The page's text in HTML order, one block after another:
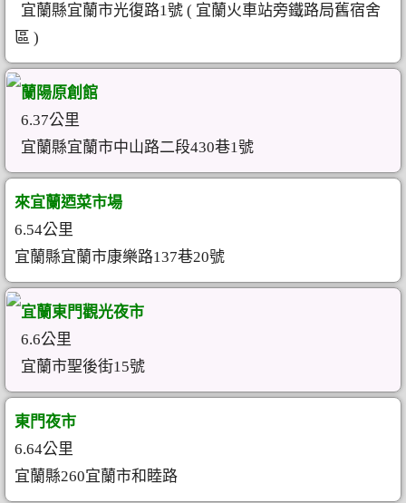
宜蘭縣宜蘭市光復路1號 ( 宜蘭火車站旁鐵路局舊宿舍
區 )
蘭陽原創館
6.37公里
宜蘭縣宜蘭市中山路二段430巷1號
來宜蘭迺菜市場
6.54公里
宜蘭縣宜蘭市康樂路137巷20號
宜蘭東門觀光夜市
6.6公里
宜蘭市聖後街15號
東門夜市
6.64公里
宜蘭縣260宜蘭市和睦路